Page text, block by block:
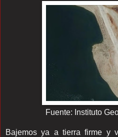
Fuente: Instituto
Bajemos ya a tierra firme y